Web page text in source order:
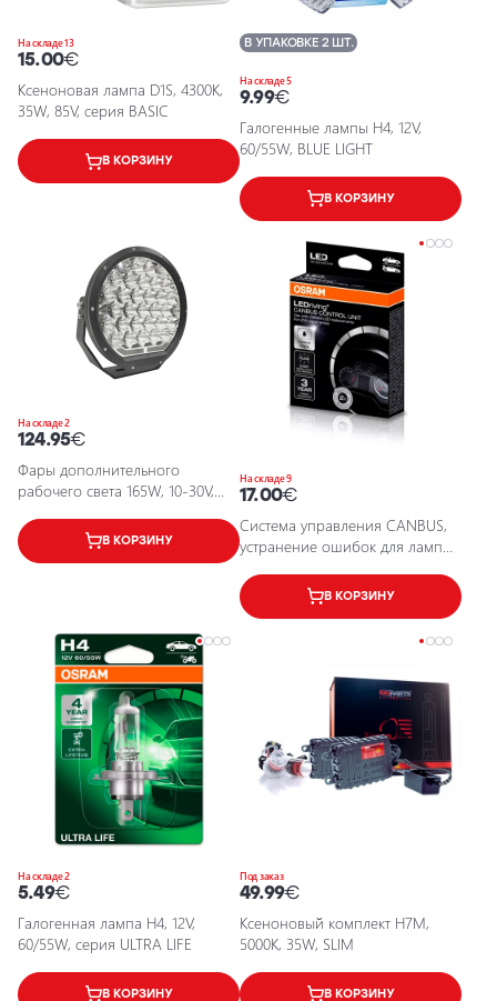
На складе 13
15.00€
Ксеноновая лампа D1S, 4300K,
35W, 85V, серия BASIC
В КОРЗИНУ
На складе 5
В УПАКОВКЕ 2 ШТ.
9.99€
Галогенные лампы H4, 12V,
60/55W, BLUE LIGHT
В КОРЗИНУ
На складе 2
124.95€
Фары дополнительного
рабочего света 165W, 10-30V,
В КОРЗИНУ
На складе 9
17.00€
Система управления CANBUS,
устранение ошибок для ламп
В КОРЗИНУ
На складе 2
5.49€
Галогенная лампа H4, 12V,
60/55W, серия ULTRA LIFE
В КОРЗИНУ
Под заказ
49.99€
Ксеноновый комплект H7M,
5000K, 35W, SLIM
В КОРЗИНУ